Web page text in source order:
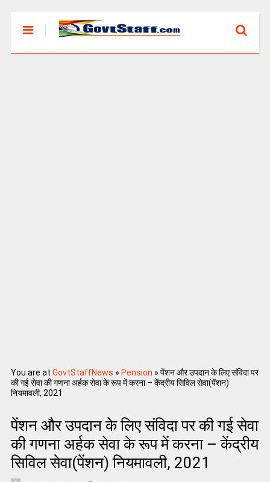
You are at GovtStaffNews » Pension » पेंशन और उपदान के लिए संविदा पर
की गई सेवा की गणना अर्हक सेवा के रूप में करना – केंद्रीय सिविल सेवा(पेंशन)
नियमावली, 2021
पेंशन और उपदान के लिए संविदा पर की गई सेवा
की गणना अर्हक सेवा के रूप में करना – केंद्रीय
सिविल सेवा(पेंशन) नियमावली, 2021